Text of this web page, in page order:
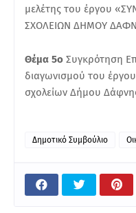
μελέτης του έργου
ΣΧΟΛΕΙΩΝ ΔΗΜΟΥ
Θέμα 5ο Συγκρότηση
διαγωνισμού του
σχολείων Δήμου
Δημοτικό Συμβούλιο